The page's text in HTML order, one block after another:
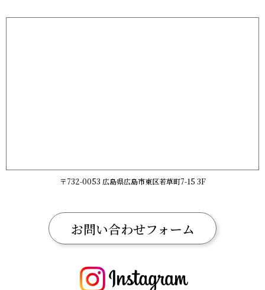
〒732-0053 広島県広島市東区若草町7-15 3F
お問い合わせフォーム